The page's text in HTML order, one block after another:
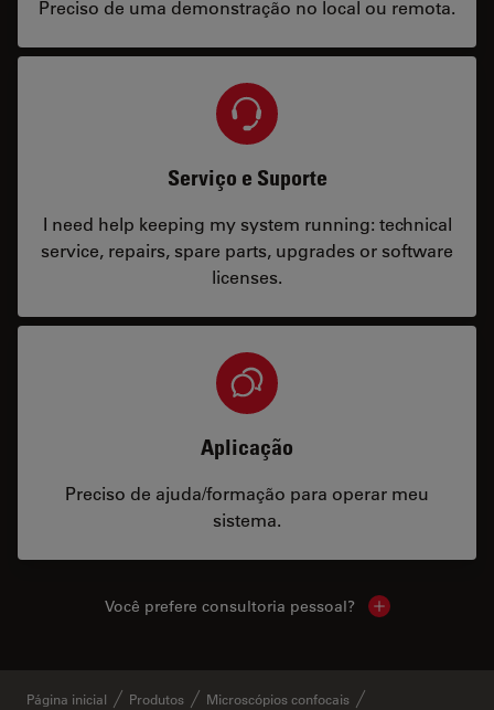
Preciso de uma demonstração no local ou remota.
Serviço e Suporte
I need help keeping my system running: technical
service, repairs, spare parts, upgrades or software
licenses.
Aplicação
Preciso de ajuda/formação para operar meu
sistema.
Você prefere consultoria pessoal? Show local
Página inicial Produtos
Microscópios confocais